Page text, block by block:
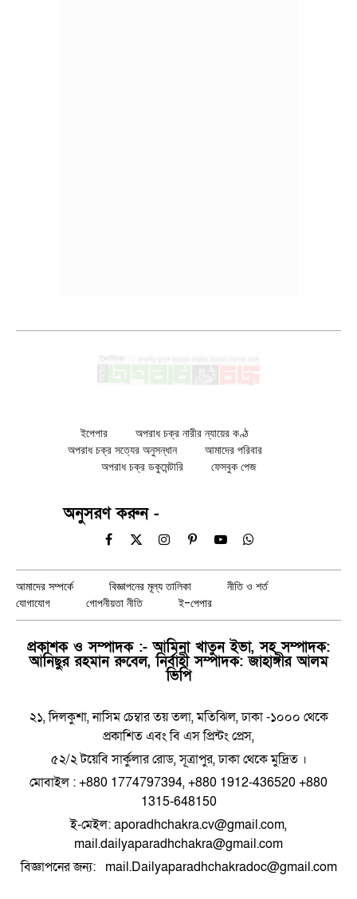
ইপেপার
অপরাধ চক্র নারীর ন্যায়ের কণ্ঠ
অপরাধ চক্র সত্যের অনুসন্ধান
আমাদের পরিবার
অপরাধ চক্র ডকুমেন্টারি
ফেসবুক পেজ
অনুসরণ করুন -
Facebook
X
InstagramPinterestYouTubeWhatsApp
আমাদের সম্পর্কে বিজ্ঞাপনের মূল্য তালিকা
নীতি ও শর্ত
যোগাযোগ
গোপনীয়তা নীতি ই-পেপার
প্রকাশক ও সম্পাদক :- আমিনা খাতুন ইভা, সহ সম্পাদক:
আনিছুর রহমান রুবেল, নির্বাহী সম্পাদক: জাহাঙ্গীর আলম
ভিপি
২১, দিলকুশা, নাসিম চেম্বার তয় তলা, মতিঝিল, ঢাকা -১০০০ থেকে
প্রকাশিত এবং বি এস প্রিন্টং প্রেস,
৫২/২ টয়েবি সার্কুলার রোড, সূত্রাপুর, ঢাকা থেকে মুদ্রিত ।
মোবাইল : +880 1774797394, +880 1912-436520 +880
1315-648150
ই-মেইল: aporadhchakra.cv@gmail.com,
mail.dailyaparadhchakra@gmail.com
বিজ্ঞাপনের জন্য: mail.Dailyaparadhchakradoc@gmail.com